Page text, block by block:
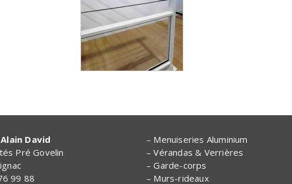
David
Pré Govelin
99 88
– Menuiseries Aluminium
– Vérandas & Verrières
– Garde-corps
– Murs-rideaux